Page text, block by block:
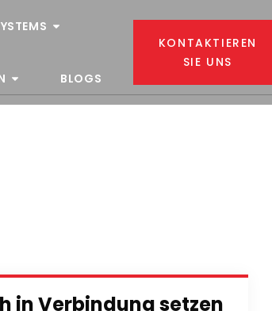
BLOGS
KONTAKTIEREN
SIE UNS
in Verbindung setzen